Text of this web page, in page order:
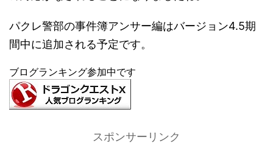
パクレ警部の事件簿アンサー編はバージョン4.5期
間中に追加される予定です。
ブログランキング参加中です
スポンサーリンク